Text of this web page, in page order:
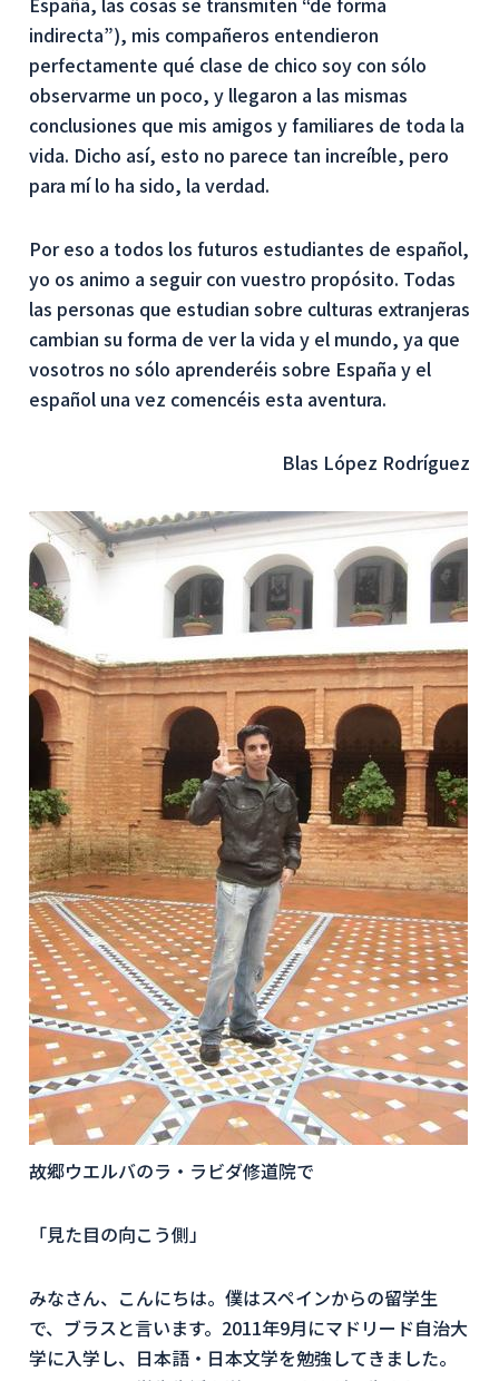
indirecta”), mis compañeros entendieron
perfectamente qué clase de chico soy con sólo
observarme un poco, y llegaron a las mismas
conclusiones que mis amigos y familiares de toda la
vida. Dicho así, esto no parece tan increíble, pero
para mí lo ha sido, la verdad.
Por eso a todos los futuros estudiantes de español,
yo os animo a seguir con vuestro propósito. Todas
las personas que estudian sobre culturas extranjeras
cambian su forma de ver la vida y el mundo, ya que
vosotros no sólo aprenderéis sobre España y el
español una vez comencéis esta aventura.
Blas López Rodríguez
故郷ウエルバのラ・ラビダ修道院で
「見た目の向こう側」
みなさん、こんにちは。僕はスペインからの留学生
で、ブラスと言います。2011年9月にマドリード自治大
学に入学し、日本語・日本文学を勉強してきました。